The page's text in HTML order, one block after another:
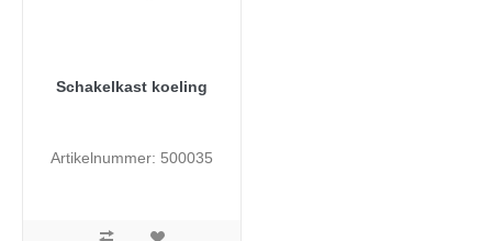
Schakelkast koeling
Artikelnummer: 500035